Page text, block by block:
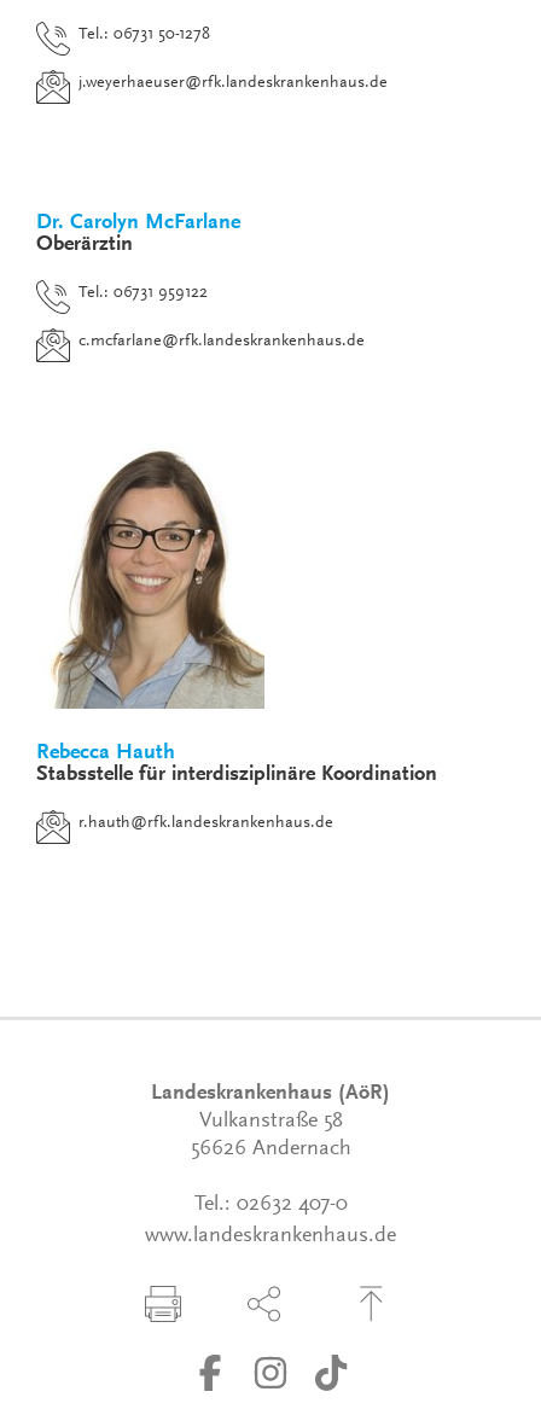
Tel.: 06731 50-1278
j.weyerhaeuser@rfk.landeskrankenhaus.de
Dr. Carolyn McFarlane
Oberärztin
Tel.: 06731 959122
c.mcfarlane@rfk.landeskrankenhaus.de
Rebecca Hauth
Stabsstelle für interdisziplinäre Koordination
r.hauth@rfk.landeskrankenhaus.de
Landeskrankenhaus (AöR)
Vulkanstraße 58
56626 Andernach
Tel.: 02632 407-0
www.landeskrankenhaus.de